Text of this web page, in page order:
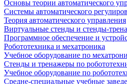
Основы теории автоматического
Системы автоматического
Теория автоматического управления
Виртуальные стенды и стенды-
Программное обеспечение и
Робототехника и мехатроника
Учебное оборудование по
Стенды и тренажеры по
Учебное оборудование по
Средне-специальные учебные